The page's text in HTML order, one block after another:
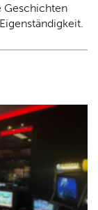
Geschichten